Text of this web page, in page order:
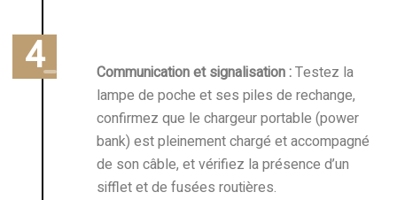
Communication et signalisation :Testez la
lampe de poche et ses piles de rechange,
confirmez que le chargeur portable (power
bank) est pleinement chargé et accompagné
de son câble, et vérifiez la présence d’un
sifflet et de fusées routières.